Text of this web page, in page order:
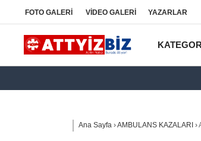
FOTO GALERİ VİDEO GALERİ YAZARLAR
Ana Sayfa ›AMBULANS KAZALARI ›